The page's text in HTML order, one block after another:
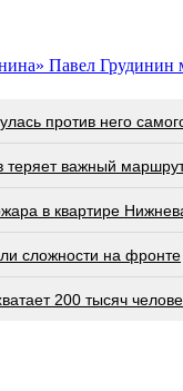
Павел
против него
важный
в квартире
сложности на фронте
200 тысяч